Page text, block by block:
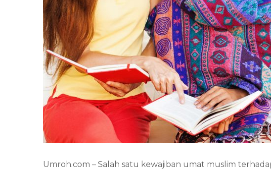
Umroh.com – Salah satu kewajiban umat muslim